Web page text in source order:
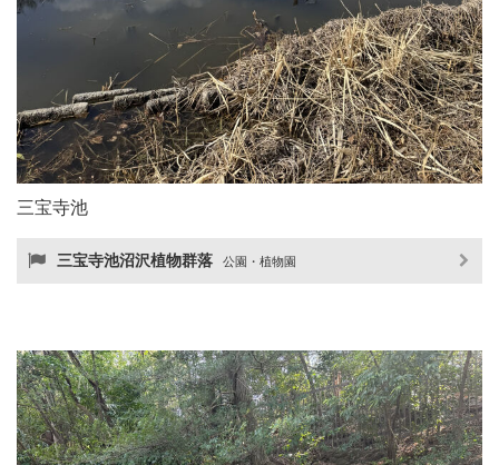
三宝寺池
三宝寺池沼沢植物群落 公園・植物園